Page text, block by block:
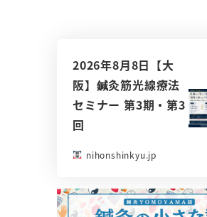
2026年8月8日【大
阪】鍼灸筋光線療法
セミナー 第3期・第3
回
nihonshinkyu.jp